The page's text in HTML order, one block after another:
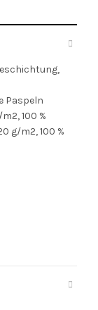
Paspeln
100 %
g/m2, 100 %